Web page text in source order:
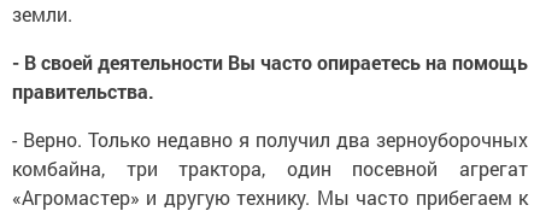
земли.
- В своей деятельности Вы часто опираетесь на помощь
правительства.
- Верно. Только недавно я получил два зерноуборочных
комбайна, три трактора, один посевной агрегат
«Агромастер» и другую технику. Мы часто прибегаем к